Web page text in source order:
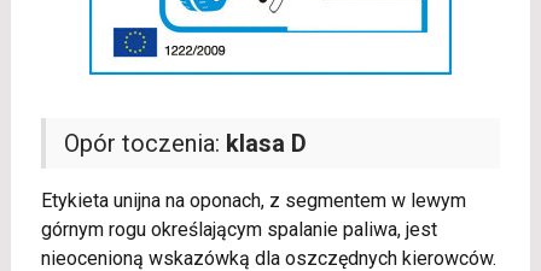
Opór toczenia: klasa D
Etykieta unijna na oponach, z segmentem w lewym
górnym rogu określającym spalanie paliwa, jest
nieocenioną wskazówką dla oszczędnych kierowców.